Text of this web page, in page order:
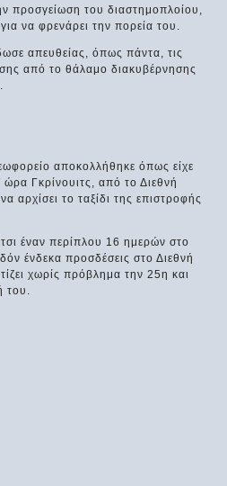
προσγείωση του διαστημοπλοίου,
να φρενάρει την πορεία του.
απευθείας, όπως πάντα, τις
από το θάλαμο διακυβέρνησης
αποκολλήθηκε όπως είχε
Γκρίνουιτς, από το Διεθνή
αρχίσει το ταξίδι της επιστροφής
έναν περίπλου 16 ημερών στο
ένδεκα προσδέσεις στο Διεθνή
χωρίς πρόβλημα την 25η και
του.